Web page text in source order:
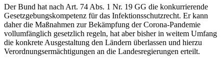
Der Bund hat nach Art. 74 Abs. 1 Nr. 19 GG die konkurrierende
Gesetzgebungskompetenz für das Infektionsschutzrecht. Er kann
daher die Maßnahmen zur Bekämpfung der Corona-Pandemie
vollumfänglich gesetzlich regeln, hat aber bisher in weitem Umfang
die konkrete Ausgestaltung den Ländern überlassen und hierzu
Verordnungsermächtigungen an die Landesregierungen erteilt.